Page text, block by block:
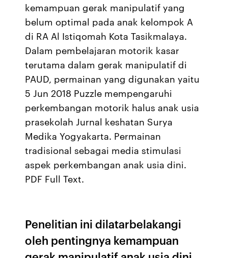
kemampuan gerak manipulatif yang
belum optimal pada anak kelompok A
di RA Al Istiqomah Kota Tasikmalaya.
Dalam pembelajaran motorik kasar
terutama dalam gerak manipulatif di
PAUD, permainan yang digunakan yaitu
5 Jun 2018 Puzzle mempengaruhi
perkembangan motorik halus anak usia
prasekolah Jurnal keshatan Surya
Medika Yogyakarta. Permainan
tradisional sebagai media stimulasi
aspek perkembangan anak usia dini.
PDF Full Text.
Penelitian ini dilatarbelakangi
oleh pentingnya kemampuan